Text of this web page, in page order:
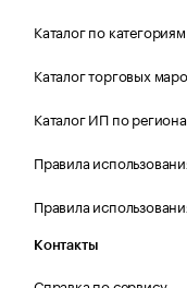
Каталог по категориям
Каталог торговых
Каталог ИП по
Правила
Правила
Контакты